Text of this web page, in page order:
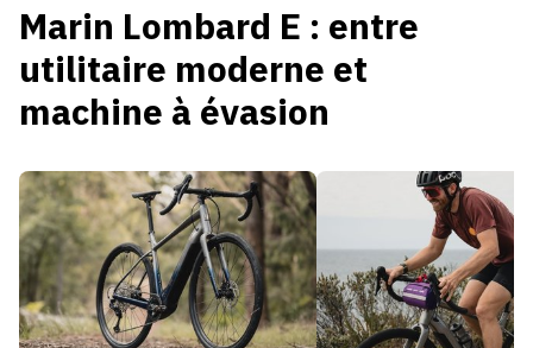
Marin Lombard E : entre
utilitaire moderne et
machine à évasion